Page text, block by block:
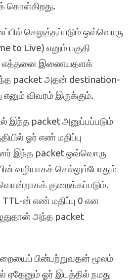
கொள்கிறது.
செலுத்தப்படும் ஒவ்வொரு
to Live) எனும் பகுதி
எத்தனை இணையதளக்
packet அதன் destination-
விவரம் இருக்கும்.
இந்த packet அனுப்பப்படும்
ஓர் எண் மதிப்பு
இந்த packet ஒவ்வொரு
வழியாகச் செல்லும்போதும்
குறைக்கப்படும்.
TTL-ன் எண் மதிப்பு 0 என
அந்த packet
பின்பற்றுவதன் மூலம்
ஓர் இடத்தில் நமது